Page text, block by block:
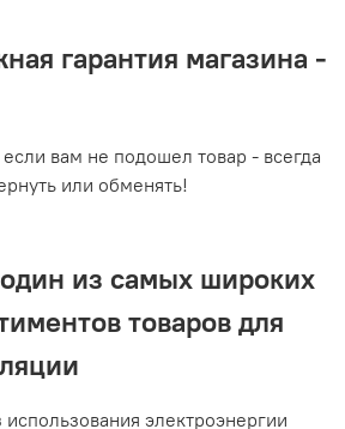
гарантия магазина -
вам не подошел товар - всегда
или обменять!
из самых широких
товаров для
использования электроэнергии